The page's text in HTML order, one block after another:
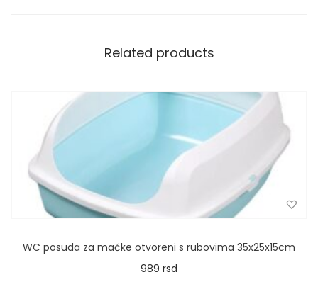
Related products
WC posuda za mačke otvoreni s rubovima 35x25x15cm
989 rsd